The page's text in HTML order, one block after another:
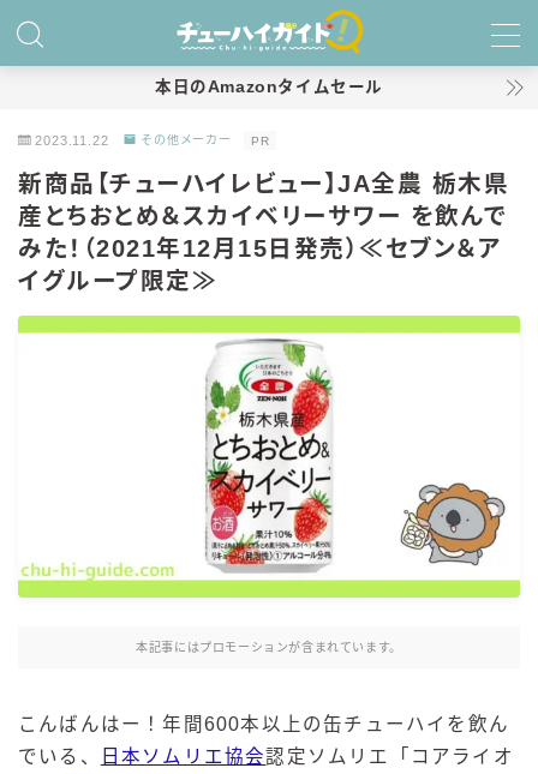
特集！
おすすめランキング！
氷結 ストロング
麒麟特製サワー
麒麟 発酵サワー
麹レモンサワー
サントリー
ー196℃ ストロングゼロ
本日のAmazonタイムセール
2023.11.22 その他メーカー PR
新商品【チューハイレビュー】JA全農 栃木県
産とちおとめ＆スカイベリーサワー を飲んで
みた！（2021年12月15日発売）≪セブン＆ア
イグループ限定≫
本記事にはプロモーションが含まれています。
こんばんはー！年間600本以上の缶チューハイを飲ん
でいる、
日本ソムリエ協会認定ソムリエ「コアライオ